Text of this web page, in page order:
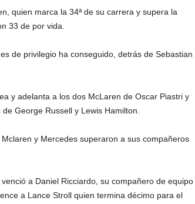
quien marca la 34ª de su carrera y supera la
33 de por vida.
de privilegio ha conseguido, detrás de Sebastian
y adelanta a los dos McLaren de Oscar Piastri y
George Russell y Lewis Hamilton.
y Mercedes superaron a sus compañeros
a Daniel Ricciardo, su compañero de equipo
a Lance Stroll quien termina décimo para el